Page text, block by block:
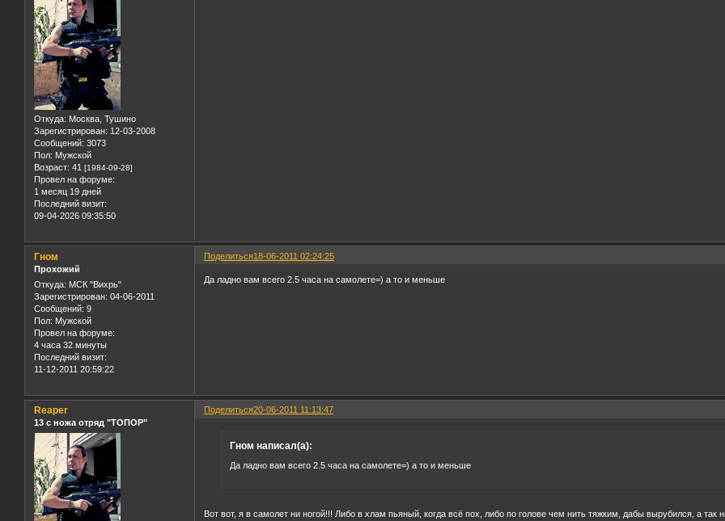
Откуда: Москва, Тушино
Зарегистрирован: 12-03-2008
Сообщений: 3073
Пол: Мужской
Возраст: 41 [1984-09-28]
Провел на форуме:
1 месяц 19 дней
Последний визит:
09-04-2026 09:35:50
Поделиться18-06-2011 02:24:25
Гном
Прохожий
Откуда: МСК "Вихрь"
Зарегистрирован: 04-06-2011
Сообщений: 9
Пол: Мужской
Провел на форуме:
4 часа 32 минуты
Последний визит:
11-12-2011 20:59:22
Да ладно вам всего 2.5 часа на самолете=) а то и меньше
Поделиться20-06-2011 11:13:47
Reaper
13 с ножа отряд "ТОПОР"
Гном написал(а):
Да ладно вам всего 2.5 часа на самолете=) а то и меньше
Вот вот, я в самолет ни ногой!!! Либо в хлам пьяный, когда всё пох, либо по голове чем нить тяжким, дабы вырубился, а так